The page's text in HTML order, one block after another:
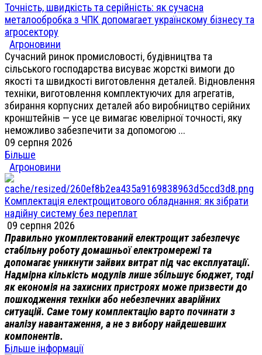
Точність, швидкість та серійність: як сучасна
металообробка з ЧПК допомагает українскому бізнесу та
агросектору
Агроновини
Сучасний ринок промисловості, будівництва та
сільського господарства висуває жорсткі вимоги до
якості та швидкості виготовлення деталей. Відновлення
техніки, виготовлення комплектуючих для агрегатів,
збирання корпусних деталей або виробництво серійних
кронштейнів — усе це вимагає ювелірної точності, яку
неможливо забезпечити за допомогою ...
09 серпня 2026
Більше
Агроновини
Комплектація електрощитового обладнання: як зібрати
надійну систему без переплат
09 серпня 2026
Правильно укомплектований електрощит забезпечує
стабільну роботу домашньої електромережі та
допомагає уникнути зайвих витрат під час експлуатації.
Надмірна кількість модулів лише збільшує бюджет, тоді
як економія на захисних пристроях може призвести до
пошкодження техніки або небезпечних аварійних
ситуацій. Саме тому комплектацію варто починати з
аналізу навантаження, а не з вибору найдешевших
компонентів.
Більше інформації